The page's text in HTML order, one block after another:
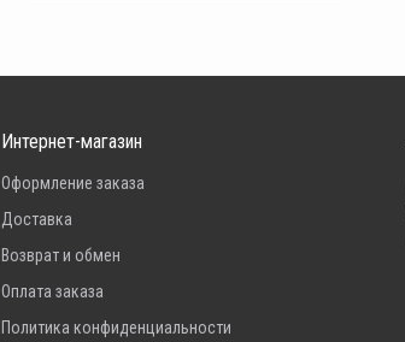
Интернет-магазин
Оформление заказа
Доставка
Возврат и обмен
Оплата заказа
Политика конфиденциальности